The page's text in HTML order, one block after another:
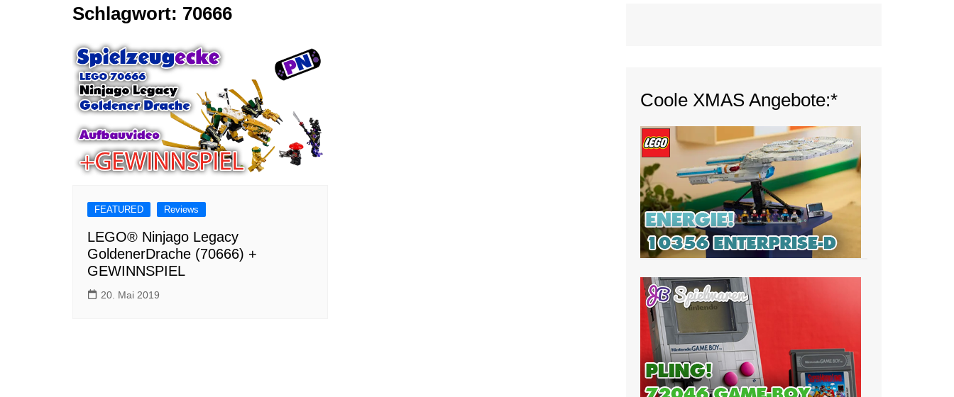
Tutorials
NerdStuff
Speedbuild
GAMEzeit
Muss das Sein
Retroecke
Building Bricks For
Schlagwort: 70666
FEATURED Reviews
LEGO® Ninjago Legacy
GoldenerDrache (70666) +
GEWINNSPIEL
20. Mai 2019
Coole XMAS Angebote:*